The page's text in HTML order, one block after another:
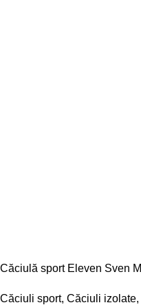
Căciulă sport Eleven Sven
Căciuli sport, Căciuli izolate,